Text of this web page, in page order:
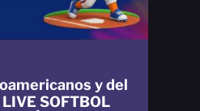
y del
SOFTBOL